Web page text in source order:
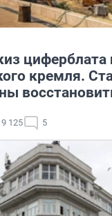
циферблата
кремля.
9 125 5